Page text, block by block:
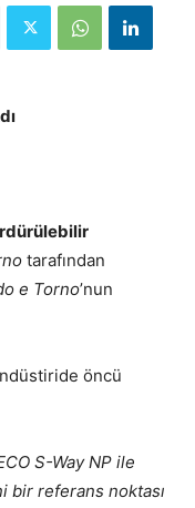
tarafından
e Torno’nun
öncü
S-Way NP ile
bir referans noktası